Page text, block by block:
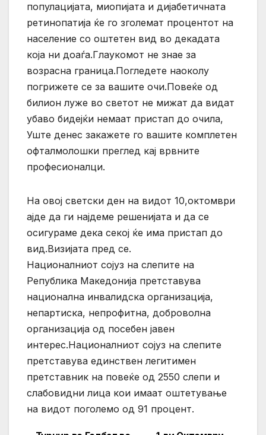
популацијата, миопијата и дијабетичната
ретинопатија ќе го зголемат процентот на
население со оштетен вид во декадата
која ни доаѓа.Глаукомот не знае за
возрасна граница.Погледете наоколу
погрижете се за вашите очи.Повеќе од
билион луже во светот не мижат да видат
убаво бидејќи немаат пристап до очила,
Уште денес закажете го вашите комплетен
офталмолошки преглед кај врвните
професионалци.
На овој светски ден на видот 10,октомври
ајде да ги најдеме решенијата и да се
осигураме дека секој ќе има пристап до
вид.Визијата пред се.
Националниот сојуз на слепите на
Република Македонија претставува
национална инвалидска организација,
непартиска, непрофитна, доброволна
организација од посебен јавен
интерес.Националниот сојуз на слепите
претставува единствен легитимен
претставник на повеќе од 2550 слепи и
слабовидни лица кои имаат оштетување
на видот поголемо од 91 процент.